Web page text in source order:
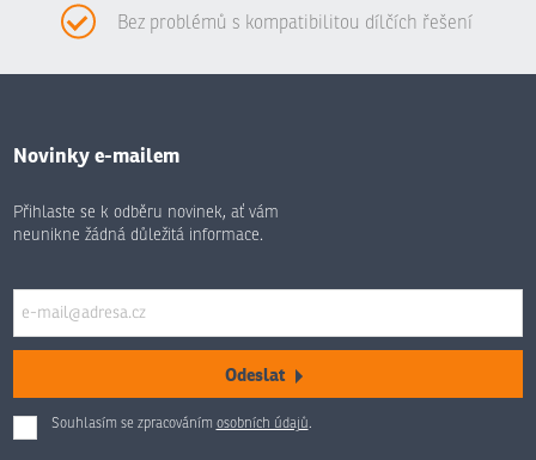
Bez problémů s kompatibilitou dílčích řešení
Novinky e-mailem
Přihlaste se k odběru novinek, ať vám
neunikne žádná důležitá informace.
Odeslat
Souhlasím se zpracováním osobních údajů.
Formulář